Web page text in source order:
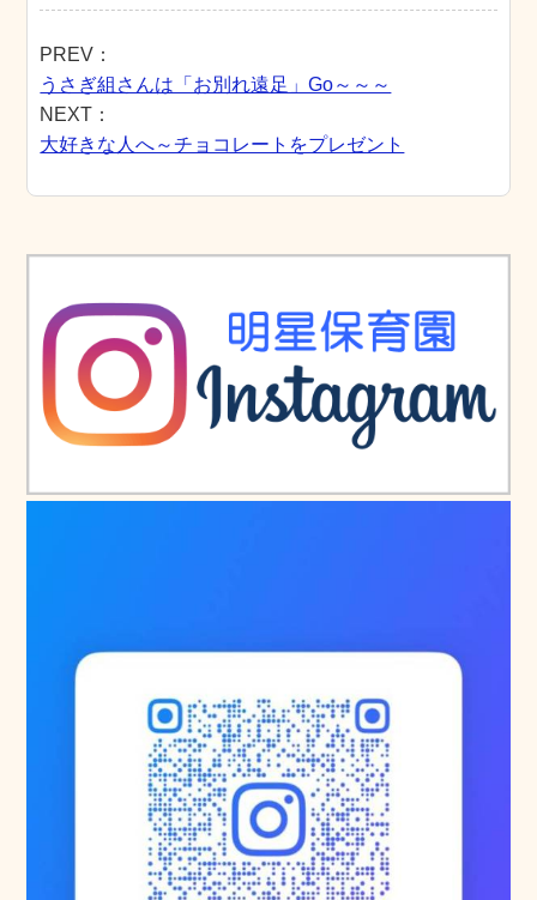
PREV：
うさぎ組さんは「お別れ遠足」Go～～～
NEXT：
大好きな人へ～チョコレートをプレゼント